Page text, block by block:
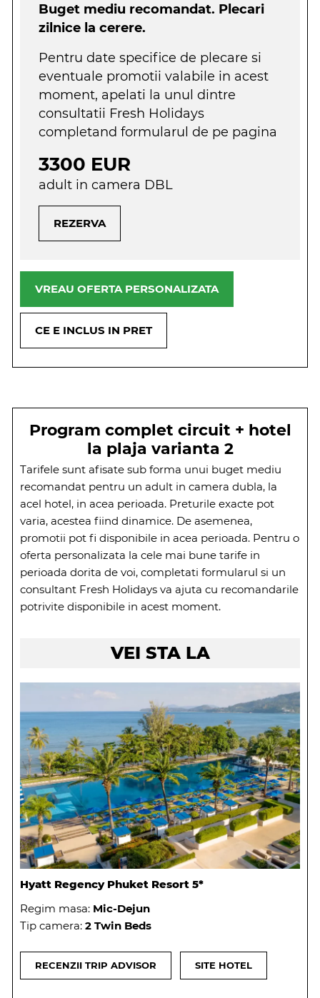
Buget mediu recomandat. Plecari
zilnice la cerere.
Pentru date specifice de plecare si
eventuale promotii valabile in acest
moment, apelati la unul dintre
consultatii Fresh Holidays
completand formularul de pe pagina
3300 EUR
adult in camera DBL
REZERVA
VREAU OFERTA PERSONALIZATA
CE E INCLUS IN PRET
Program complet circuit + hotel
la plaja varianta 2
Tarifele sunt afisate sub forma unui buget mediu
recomandat pentru un adult in camera dubla, la
acel hotel, in acea perioada. Preturile exacte pot
varia, acestea fiind dinamice. De asemenea,
promotii pot fi disponibile in acea perioada. Pentru o
oferta personalizata la cele mai bune tarife in
perioada dorita de voi, completati formularul si un
consultant Fresh Holidays va ajuta cu recomandarile
potrivite disponibile in acest moment.
VEI STA LA
Hyatt Regency Phuket Resort 5*
Regim masa: Mic-Dejun
Tip camera: 2 Twin Beds
RECENZII TRIP ADVISOR SITE HOTEL